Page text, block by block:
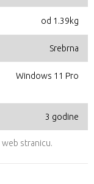
od 1.39kg
Srebrna
Windows 11 Pro
3 godine
web stranicu.